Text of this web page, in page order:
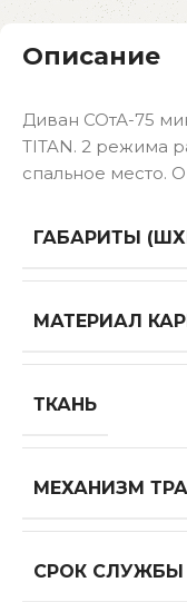
Описание
Диван СОтА-75
TITAN. 2 режима
спальное место.
ГАБАРИТЫ
МАТЕРИАЛ
ТКАНЬ
МЕХАНИЗМ
СРОК СЛУЖБЫ